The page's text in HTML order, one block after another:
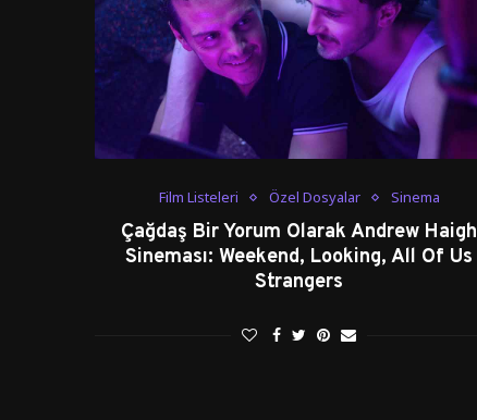
Film Listeleri Özel Dosyalar Sinema
Çağdaş Bir Yorum Olarak Andrew Haigh
Sineması: Weekend, Looking, All Of Us
Strangers